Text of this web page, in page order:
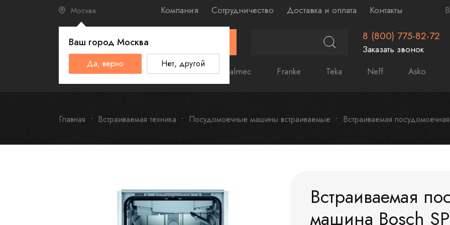
Москва
Ваш город Москва
Да, верно Нет, другой
Компания Сотрудничество Доставка и оплата Контакты
8 (800) 775-82-72
Заказать звонок
Schulthess Smeg Omoikiri Falmec Franke Teka Neff Asko
Главная Встраиваемая техника Посудомоечные машины встраиваемые Встраиваемая
Встраиваемая
машина Bosch